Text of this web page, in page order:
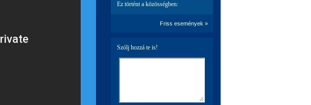
Ez történt a közösségben:
Friss események »
Szólj hozzá te is!